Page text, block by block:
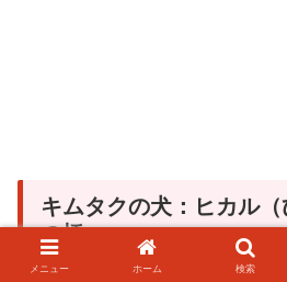
キムタクの犬：ヒカル
の橋へ・・・
メニュー ホーム 検索